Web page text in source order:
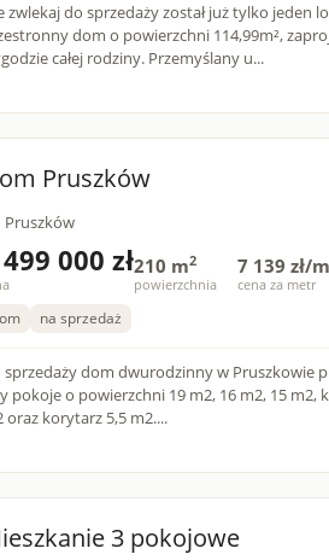
zwlekaj do sprzedaży został już tylko jeden
dom o powierzchni 114,99m²,
całej rodziny. Przemyślany u...
Pruszków
Pruszków
000 zł210 m2
powierzchnia
7 139 zł/m
cena za metr
na sprzedaż
sprzedaży dom dwurodzinny w Pruszkowie przy
pokoje o powierzchni 19 m2, 16 m2, 15 m2,
oraz korytarz 5,5 m2....
3 pokojowe